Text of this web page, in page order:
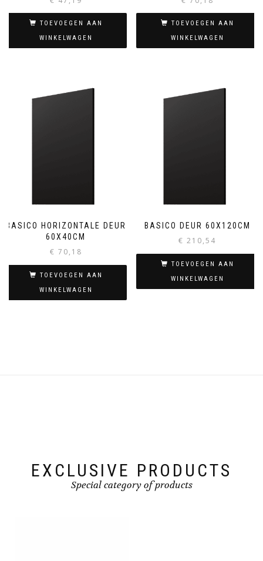
TOEVOEGEN AAN
WINKELWAGEN
TOEVOEGEN AAN
WINKELWAGEN
BASICO HORIZONTALE DEUR
60X40CM
€ 70,18
TOEVOEGEN AAN
WINKELWAGEN
BASICO DEUR 60X120CM
€ 210,54
TOEVOEGEN AAN
WINKELWAGEN
EXCLUSIVE PRODUCTS
Special category of products